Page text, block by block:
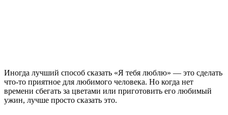
Иногда лучший способ сказать «Я тебя люблю» — это сделать
что-то приятное для любимого человека. Но когда нет
времени сбегать за цветами или приготовить его любимый
ужин, лучше просто сказать это.